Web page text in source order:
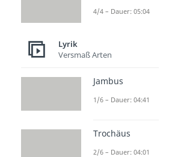
4/4 – Dauer: 05:04
Lyrik
Versmaß Arten
Jambus
1/6 – Dauer: 04:41
Trochäus
2/6 – Dauer: 04:01